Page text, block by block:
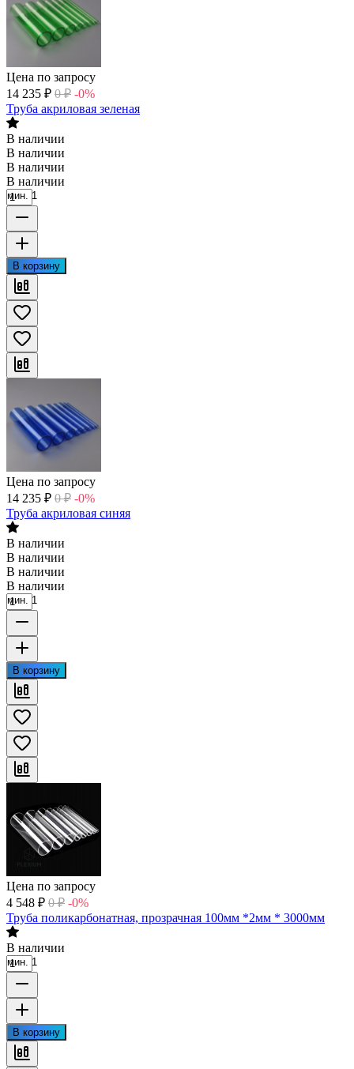
Цена по запросу
14 235 ₽ 0 ₽ -0%
Труба акриловая зеленая
В наличии
В наличии
В наличии
В наличии
мин. 1
В корзину
Цена по запросу
14 235 ₽ 0 ₽ -0%
Труба акриловая синяя
В наличии
В наличии
В наличии
В наличии
мин. 1
В корзину
Цена по запросу
4 548 ₽ 0 ₽ -0%
Труба поликарбонатная, прозрачная 100мм *2мм * 3000мм
В наличии
мин. 1
В корзину